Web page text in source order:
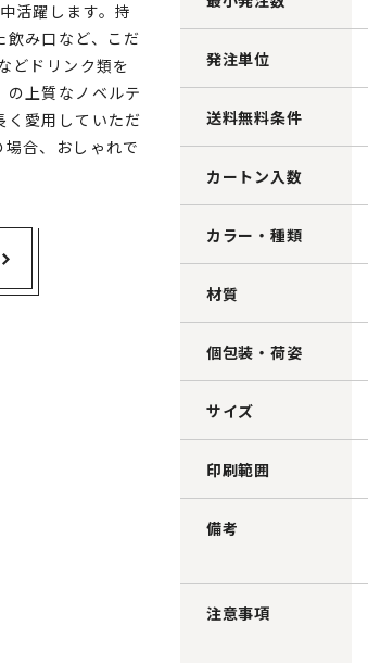
活躍します。持
み口など、こだ
どドリンク類を
上質なノベルテ
愛用していただ
合、おしゃれで
発注単位
送料無料条件
カートン入数
カラー・種類
材質
個包装・荷姿
サイズ
印刷範囲
備考
注意事項